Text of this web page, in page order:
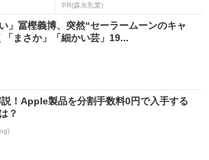
PR(森永乳業)
い」冨樫義博、突然“セーラームーンのキャ
「まさか」「細かい芸」19...
！Apple製品を分割手数料0円で入手する
？